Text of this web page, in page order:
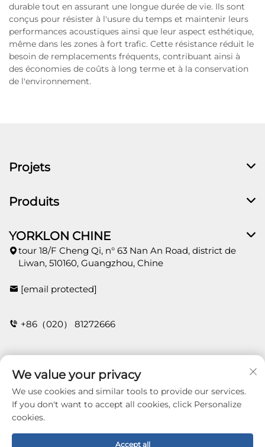
durable tout en assurant une longue durée de vie. Ils sont
conçus pour résister à l'usure du temps et maintenir leurs
performances acoustiques ainsi que leur aspect esthétique,
même dans les zones à fort trafic. Cette résistance réduit le
besoin de remplacements fréquents, contribuant ainsi à
des économies de coûts à long terme et à la conservation
de l'environnement.
Projets
Produits
YORKLON CHINE
tour 18/F Cheng Qi, n° 63 Nan An Road, district de
Liwan, 510160, Guangzhou, Chine
[email protected]
+86（020） 81272666
Contact
Copyright © 2025 Guangzhou Yorklon Wallcoverings
Limited. All right reserved -Politique de
confidentialité
We value your privacy
We use cookies and similar tools to provide our services.
If you don't want to accept all cookies, click Personalize
cookies.
Accept all